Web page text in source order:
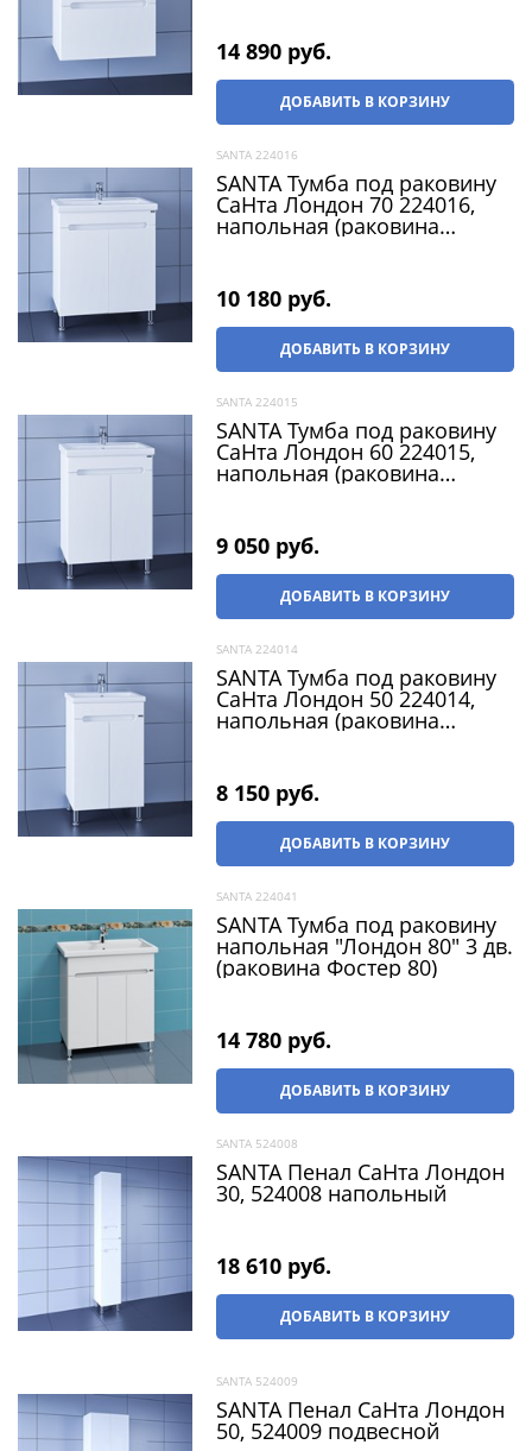
14 890 руб.
ДОБАВИТЬ В КОРЗИНУ
SANTA 224016
SANTA Тумба под раковину
СаНта Лондон 70 224016,
напольная (раковина
10 180 руб.
ДОБАВИТЬ В КОРЗИНУ
SANTA 224015
SANTA Тумба под раковину
СаНта Лондон 60 224015,
напольная (раковина
9 050 руб.
ДОБАВИТЬ В КОРЗИНУ
SANTA 224014
SANTA Тумба под раковину
СаНта Лондон 50 224014,
напольная (раковина
8 150 руб.
ДОБАВИТЬ В КОРЗИНУ
SANTA 224041
SANTA Тумба под раковину
напольная "Лондон 80" 3 дв.
(раковина Фостер 80)
14 780 руб.
ДОБАВИТЬ В КОРЗИНУ
SANTA 524008
SANTA Пенал СаНта Лондон
30, 524008 напольный
18 610 руб.
ДОБАВИТЬ В КОРЗИНУ
SANTA 524009
SANTA Пенал СаНта Лондон
50, 524009 подвесной